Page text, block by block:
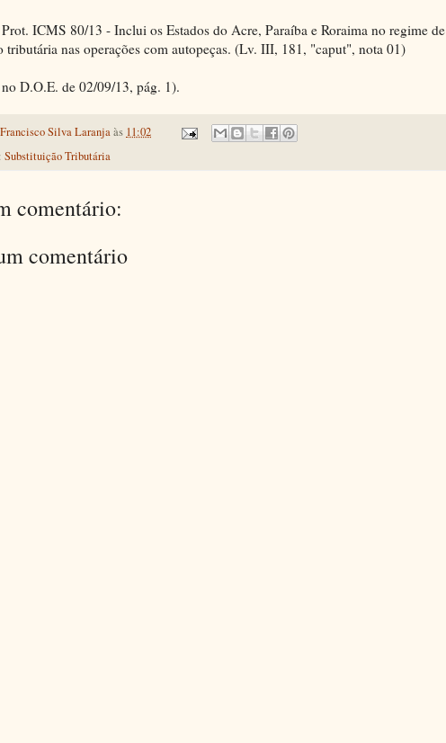
ICMS 80/13 - Inclui os Estados do Acre, Paraíba e Roraima no regime de
tributária nas operações com autopeças. (Lv. III, 181, "caput", nota 01)
D.O.E. de 02/09/13, pág. 1).
Francisco Silva Laranjaàs 11:02
Substituição Tributária
comentário:
comentário